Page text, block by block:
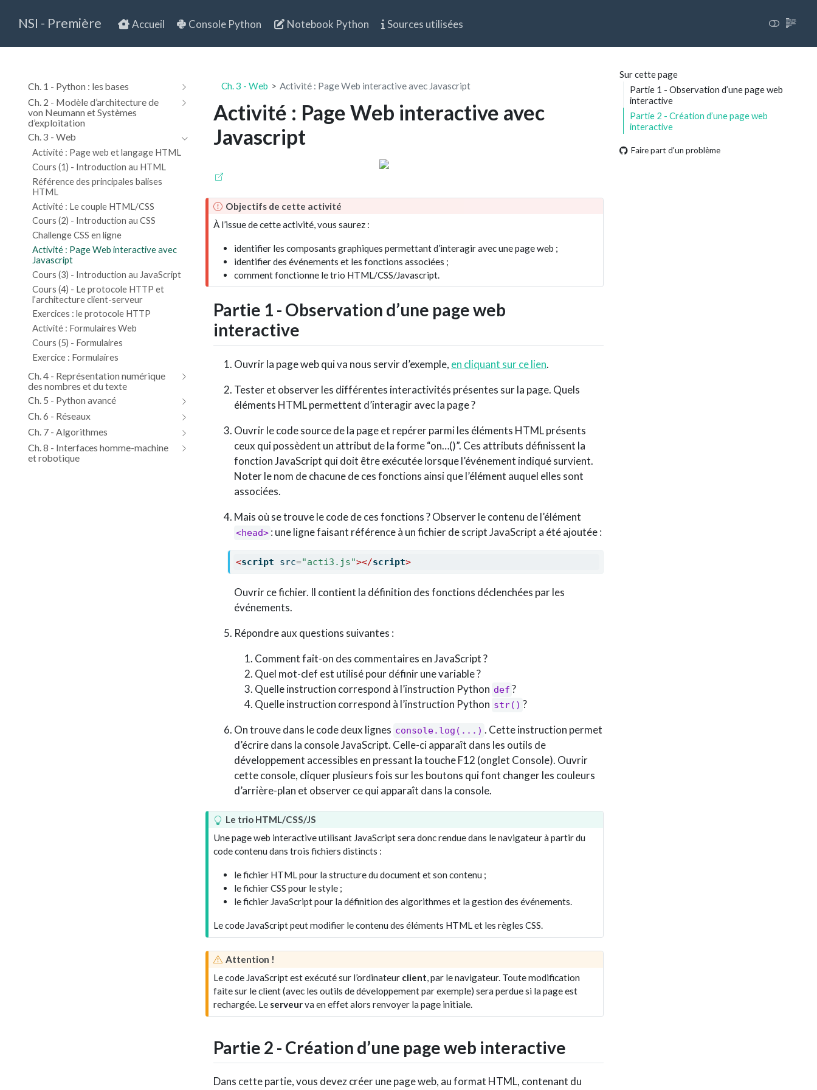
NSI - Première Accueil Console Python Notebook Python Sources utilisées
Ch. 1 - Python : les bases
Ch. 2 - Modèle d’architecture de
von Neumann et Systèmes
d’exploitation
Ch. 3 - Web
Activité : Page web et langage HTML
Cours (1) - Introduction au HTML
Référence des principales balises
HTML
Activité : Le couple HTML/CSS
Cours (2) - Introduction au CSS
Challenge CSS en ligne
Activité : Page Web interactive avec
Javascript
Cours (3) - Introduction au JavaScript
Cours (4) - Le protocole HTTP et
l’architecture client-serveur
Exercices : le protocole HTTP
Activité : Formulaires Web
Cours (5) - Formulaires
Exercice : Formulaires
Ch. 4 - Représentation numérique
des nombres et du texte
Ch. 5 - Python avancé
Ch. 6 - Réseaux
Ch. 7 - Algorithmes
Ch. 8 - Interfaces homme-machine
et robotique
Sur cette page
Partie 1 - Observation d’une page web
interactive
Partie 2 - Création d’une page web
interactive
Faire part d'un problème
Ch. 3 - Web Activité : Page Web interactive avec Javascript
Activité : Page Web interactive avec
Javascript
I
m
o
r
t
a
t
Objectifs de cette activité
À l’issue de cette activité, vous saurez :
identifier les composants graphiques permettant d’interagir avec une page web ;
identifier des événements et les fonctions associées ;
comment fonctionne le trio HTML/CSS/Javascript.
Partie 1 - Observation d’une page web
interactive
Ouvrir la page web qui va nous servir d’exemple, en cliquant sur ce lien.
Tester et observer les différentes interactivités présentes sur la page. Quels
éléments HTML permettent d’interagir avec la page ?
Ouvrir le code source de la page et repérer parmi les éléments HTML présents
ceux qui possèdent un attribut de la forme “on…()”. Ces attributs définissent la
fonction JavaScript qui doit être exécutée lorsque l’événement indiqué survient.
Noter le nom de chacune de ces fonctions ainsi que l’élément auquel elles sont
associées.
Mais où se trouve le code de ces fonctions ? Observer le contenu de l’élément
<head> : une ligne faisant référence à un fichier de script JavaScript a été ajoutée :
<script src="acti3.js"></script>
Ouvrir ce fichier. Il contient la définition des fonctions déclenchées par les
événements.
Répondre aux questions suivantes :
Comment fait-on des commentaires en JavaScript ?
Quel mot-clef est utilisé pour définir une variable ?
Quelle instruction correspond à l’instruction Python def ?
Quelle instruction correspond à l’instruction Python str() ?
On trouve dans le code deux lignes console.log(...) . Cette instruction permet
d’écrire dans la console JavaScript. Celle-ci apparaît dans les outils de
développement accessibles en pressant la touche F12 (onglet Console). Ouvrir
cette console, cliquer plusieurs fois sur les boutons qui font changer les couleurs
d’arrière-plan et observer ce qui apparaît dans la console.
A
t
c
e
Le trio HTML/CSS/JS
Une page web interactive utilisant JavaScript sera donc rendue dans le navigateur à partir du
code contenu dans trois fichiers distincts :
le fichier HTML pour la structure du document et son contenu ;
le fichier CSS pour le style ;
le fichier JavaScript pour la définition des algorithmes et la gestion des événements.
Le code JavaScript peut modifier le contenu des éléments HTML et les règles CSS.
A
e
r
s
e
m
Attention !
Le code JavaScript est exécuté sur l’ordinateur client, par le navigateur. Toute modification
faite sur le client (avec les outils de développement par exemple) sera perdue si la page est
rechargée. Le serveurva en effet alors renvoyer la page initiale.
Partie 2 - Création d’une page web interactive
Dans cette partie, vous devez créer une page web, au format HTML, contenant du